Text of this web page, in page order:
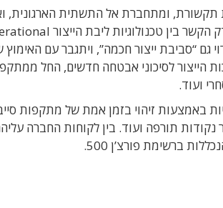
תקשורת, ומתחברת אל התשתית הארגונית,
בין טכנולוגיות ליבת הייצור
גם “סביבת ייצור חכמה”, ויתגבר עם האימוץ
הייצור לסיכוני אבטחה חדשים, החל
ועוד.
באמצעות זיהוי בזמן אמת של מתקפות
נקודות תורפה ועוד. בין לקוחות החברה
ברשימת פורצ’ן 500.